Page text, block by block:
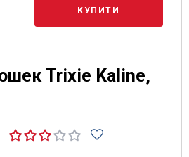
КУПИТИ
Trixie Kaline,